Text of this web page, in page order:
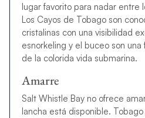
lugar favorito para nadar entre
Los Cayos de Tobago son
cristalinas con una visibilidad
esnorkeling y el buceo son
de la colorida vida submarina.
Amarre
Salt Whistle Bay no ofrece
lancha está disponible.